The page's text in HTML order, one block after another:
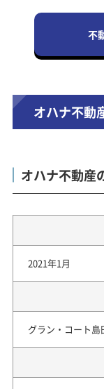
不
オハナ不動
オハナ不動産
2021年1月
グラン・コート島